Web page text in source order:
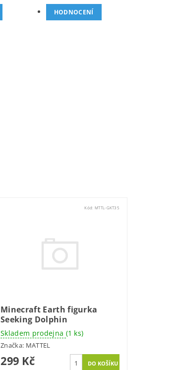
HODNOCENÍ
Kód: MTTL-GKT35
Minecraft Earth figurka
Seeking Dolphin
Skladem prodejna (1 ks)
Značka: MATTEL
299 Kč